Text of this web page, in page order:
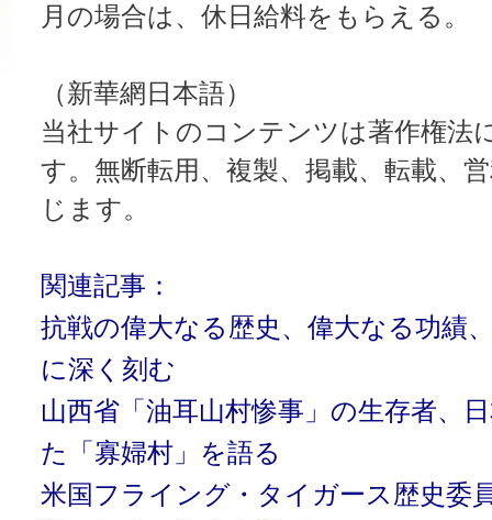
月の場合は、休日給料をもらえる。
（新華網日本語）
当社サイトのコンテンツは著作権法
す。無断転用、複製、掲載、転載、
じます。
関連記事：
抗戦の偉大なる歴史、偉大なる功績
に深く刻む
山西省「油耳山村惨事」の生存者、
た「寡婦村」を語る
米国フライング・タイガース歴史委